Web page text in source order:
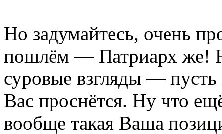
Но задумайтесь, очень
пошлём — Патриарх же!
суровые взгляды —
Вас проснётся. Ну что
вообще такая Ваша